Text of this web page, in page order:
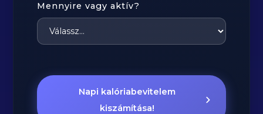
Mennyire vagy aktív?
Napi kalóriabevitelem
kiszámítása!